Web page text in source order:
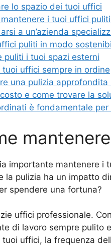
lo spazio dei tuoi uffici
i tuoi uffici puliti
a un’azienda
puliti in modo
puliti i tuoi spazi esterni
uffici sempre in ordine
una pulizia
e come trovare la
è fondamentale
importante mantenere
la pulizia ha un impatto
spendere una fortuna?
uffici professionale.
di lavoro sempre
uffici, la frequenza